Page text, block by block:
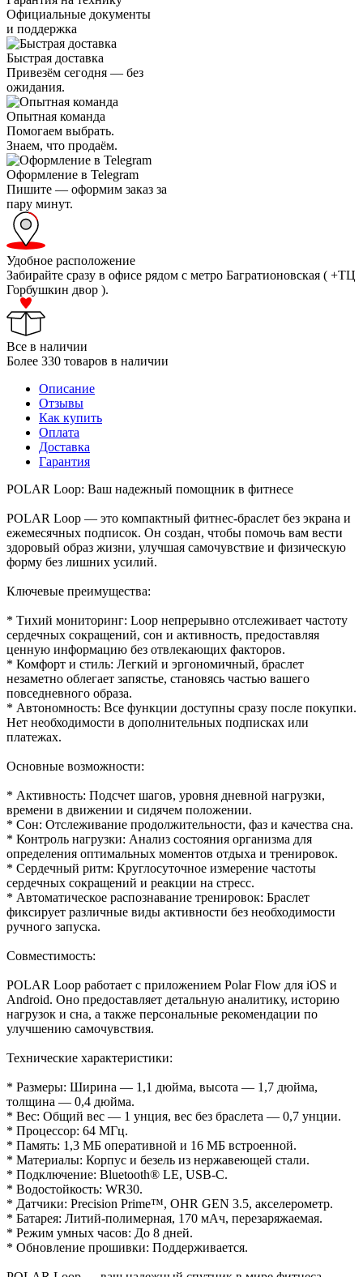
Официальные документы
и поддержка
Быстрая доставка
Привезём сегодня — без
ожидания.
Опытная команда
Помогаем выбрать.
Знаем, что продаём.
Оформление в Telegram
Пишите — оформим заказ за
пару минут.
Удобное расположение
Забирайте сразу в офисе рядом с метро Багратионовская ( +ТЦ
Горбушкин двор ).
Все в наличии
Более 330 товаров в наличии
Описание
Отзывы
Как купить
Оплата
Доставка
Гарантия
POLAR Loop: Ваш надежный помощник в фитнесе
POLAR Loop — это компактный фитнес-браслет без экрана и
ежемесячных подписок. Он создан, чтобы помочь вам вести
здоровый образ жизни, улучшая самочувствие и физическую
форму без лишних усилий.
Ключевые преимущества:
* Тихий мониторинг: Loop непрерывно отслеживает частоту
сердечных сокращений, сон и активность, предоставляя
ценную информацию без отвлекающих факторов.
* Комфорт и стиль: Легкий и эргономичный, браслет
незаметно облегает запястье, становясь частью вашего
повседневного образа.
* Автономность: Все функции доступны сразу после покупки.
Нет необходимости в дополнительных подписках или
платежах.
Основные возможности:
* Активность: Подсчет шагов, уровня дневной нагрузки,
времени в движении и сидячем положении.
* Сон: Отслеживание продолжительности, фаз и качества сна.
* Контроль нагрузки: Анализ состояния организма для
определения оптимальных моментов отдыха и тренировок.
* Сердечный ритм: Круглосуточное измерение частоты
сердечных сокращений и реакции на стресс.
* Автоматическое распознавание тренировок: Браслет
фиксирует различные виды активности без необходимости
ручного запуска.
Совместимость:
POLAR Loop работает с приложением Polar Flow для iOS и
Android. Оно предоставляет детальную аналитику, историю
нагрузок и сна, а также персональные рекомендации по
улучшению самочувствия.
Технические характеристики:
* Размеры: Ширина — 1,1 дюйма, высота — 1,7 дюйма,
толщина — 0,4 дюйма.
* Вес: Общий вес — 1 унция, вес без браслета — 0,7 унции.
* Процессор: 64 МГц.
* Память: 1,3 МБ оперативной и 16 МБ встроенной.
* Материалы: Корпус и безель из нержавеющей стали.
* Подключение: Bluetooth® LE, USB-C.
* Водостойкость: WR30.
* Датчики: Precision Prime™, OHR GEN 3.5, акселерометр.
* Батарея: Литий-полимерная, 170 мАч, перезаряжаемая.
* Режим умных часов: До 8 дней.
* Обновление прошивки: Поддерживается.